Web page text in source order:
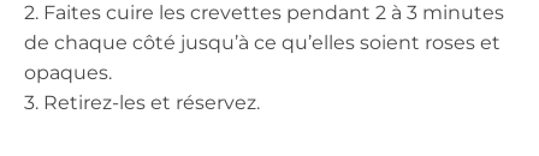
2. Faites cuire les crevettes pendant 2 à 3 minutes
de chaque côté jusqu’à ce qu’elles soient roses et
opaques.
3. Retirez-les et réservez.